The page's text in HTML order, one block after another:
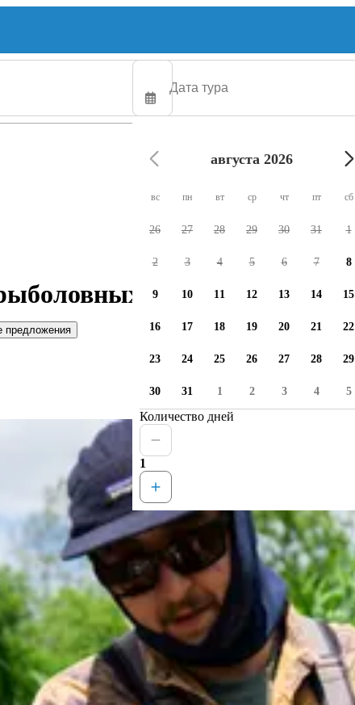
чартеров доступно
предложения
августа 2026
вс пн вт ср чт пт сб
26 27 28 29 30 31 1
2 3 4 5 6 7 8
9 10 11 12 13 14 15
16 17 18 19 20 21 22
23 24 25 26 27 28 29
30 31 1 2 3 4 5
Количество дней
1